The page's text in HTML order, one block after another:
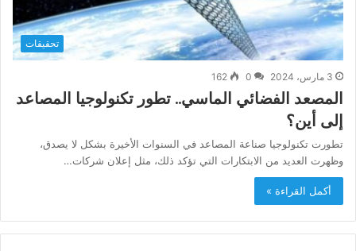
تحقيقات
3 مارس، 2024 0
162
المصعد الفضائي الماسي.. تطور تكنولوجيا المصاعد
إلى أين؟
تطورت تكنولوجيا صناعة المصاعد في السنوات الأخيرة بشكل لا يصدق،
وظهرت العديد من الابتكارات التي تؤكد ذلك، مثل إعلان شركات…
أكمل القراءة »